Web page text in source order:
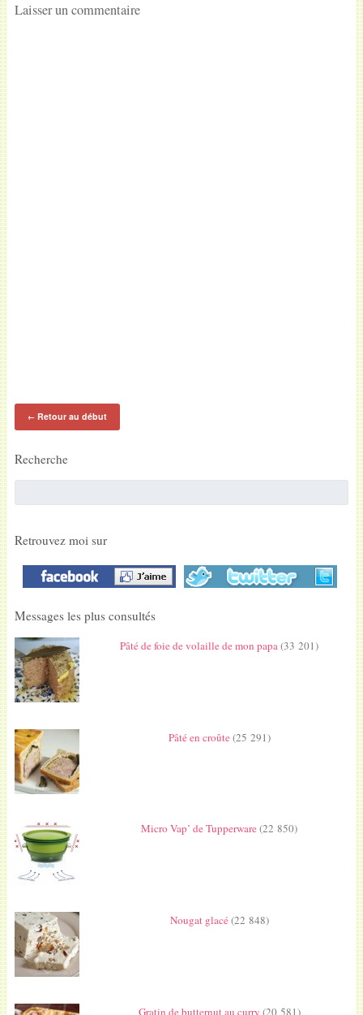
Laisser un commentaire
←Retour au début
Recherche
Retrouvez moi sur
Messages les plus consultés
Pâté de foie de volaille de mon papa(33 201)
Pâté en croûte(25 291)
Micro Vap’ de Tupperware(22 850)
Nougat glacé(22 848)
Gratin de butternut au curry (20 581)